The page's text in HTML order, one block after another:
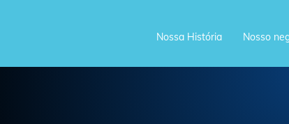
Nossa História Nosso